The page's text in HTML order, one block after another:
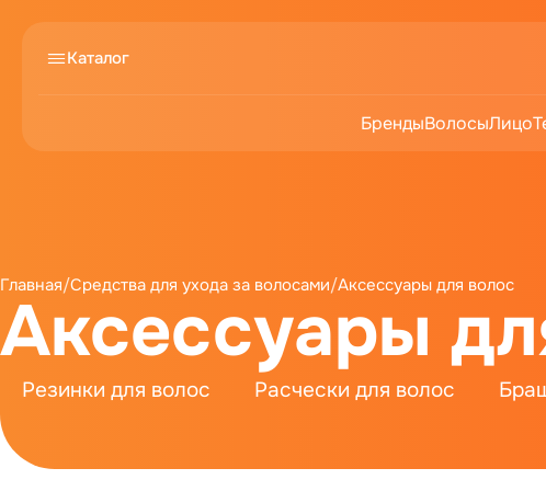
Каталог
БрендыВолосыЛицо
Главная/Средства для ухода за волосами/Аксессуары для волос
Аксессуары
Резинки для волос Расчески для волос